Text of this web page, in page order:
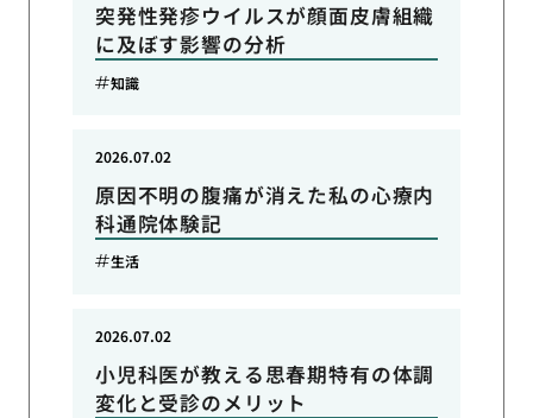
突発性発疹ウイルスが顔面皮膚組織
に及ぼす影響の分析
知識
原因不明の腹痛が消えた私の心療内
科通院体験記
2026.07.02
生活
小児科医が教える思春期特有の体調
変化と受診のメリット
2026.07.02